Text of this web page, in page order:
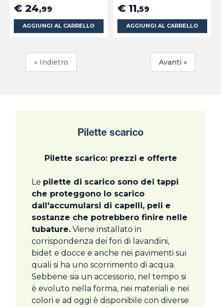
€ 24,99
AGGIUNGI AL CARRELLO
€ 11,59
AGGIUNGI AL CARRELLO
« Indietro Avanti »
Pilette scarico
Pilette scarico: prezzi e offerte
Le pilette di scarico sono dei tappi
che proteggono lo scarico
dall'accumularsi di capelli, peli e
sostanze che potrebbero finire nelle
tubature. Viene installato in
corrispondenza dei fori di lavandini,
bidet e docce e anche nei pavimenti sui
quali si ha uno scorrimento di acqua.
Sebbene sia un accessorio, nel tempo si
è evoluto nella forma, nei materiali e nei
colori e ad oggi è disponibile con diverse